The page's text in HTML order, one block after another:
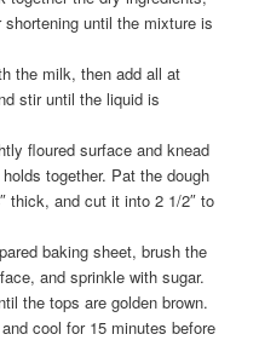
until the mixture is
the milk, then add all at
stir until the liquid is
floured surface and knead
together. Pat the dough
thick, and cut it into 2 1/2″ to
baking sheet, brush the
and sprinkle with sugar.
the tops are golden brown.
cool for 15 minutes before